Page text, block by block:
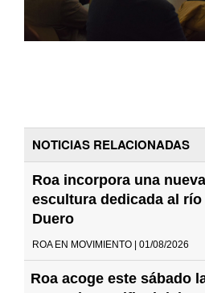
NOTICIAS RELACIONADAS
Roa incorpora una nueva
escultura dedicada al río
Duero
ROA EN MOVIMIENTO | 01/08/2026
Roa acoge este sábado